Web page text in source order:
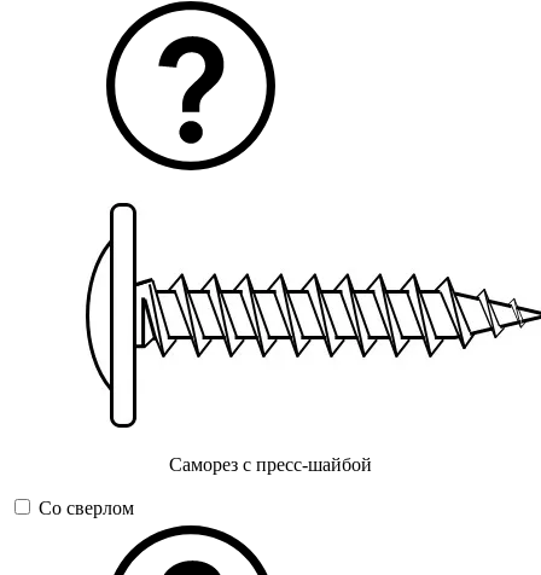
Саморез с пресс-шайбой
Со сверлом